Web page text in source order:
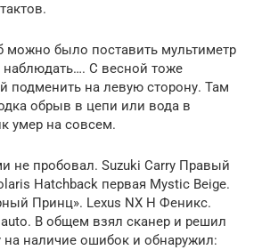
можно было поставить мультиметр
С весной тоже
подменить на левую сторону. Там
обрыв в цепи или вода в
умер на совсем.
не пробовал. Suzuki Carry Правый
Hatchback первая Mystic Beige.
Принц». Lexus NX H Феникс.
В общем взял сканер и решил
наличие ошибок и обнаружил: